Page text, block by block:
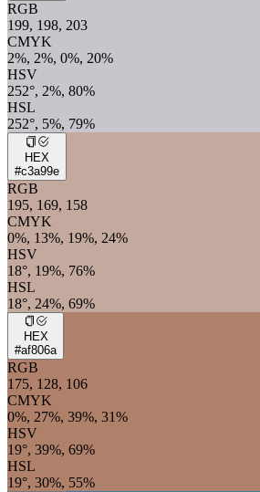
RGB
199, 198, 203
CMYK
2%, 2%, 0%, 20%
HSV
252°, 2%, 80%
HSL
252°, 5%, 79%
HEX
#c3a99e
RGB
195, 169, 158
CMYK
0%, 13%, 19%, 24%
HSV
18°, 19%, 76%
HSL
18°, 24%, 69%
HEX
#af806a
RGB
175, 128, 106
CMYK
0%, 27%, 39%, 31%
HSV
19°, 39%, 69%
HSL
19°, 30%, 55%